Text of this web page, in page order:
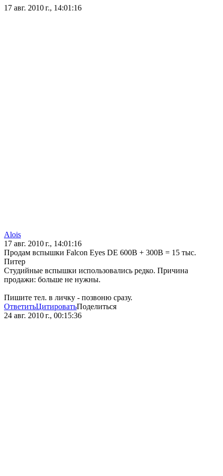
17 авг. 2010 г., 14:01:16
Alois
17 авг. 2010 г., 14:01:16
Продам вспышки Falcon Eyes DE 600B + 300B = 15 тыс.
Питер
Студийные вспышки использовались редко. Причина
продажи: больше не нужны.
Пишите тел. в личку - позвоню сразу.
ОтветитьЦитироватьПоделиться
24 авг. 2010 г., 00:15:36